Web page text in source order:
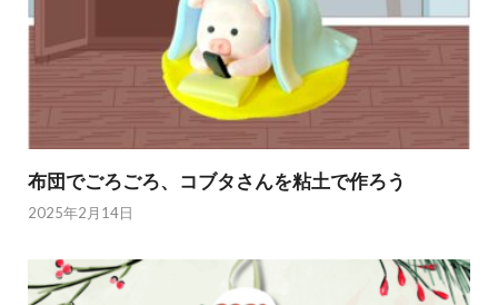
布団でごろごろ、コブタさんを粘土で作ろう
2025年2月14日